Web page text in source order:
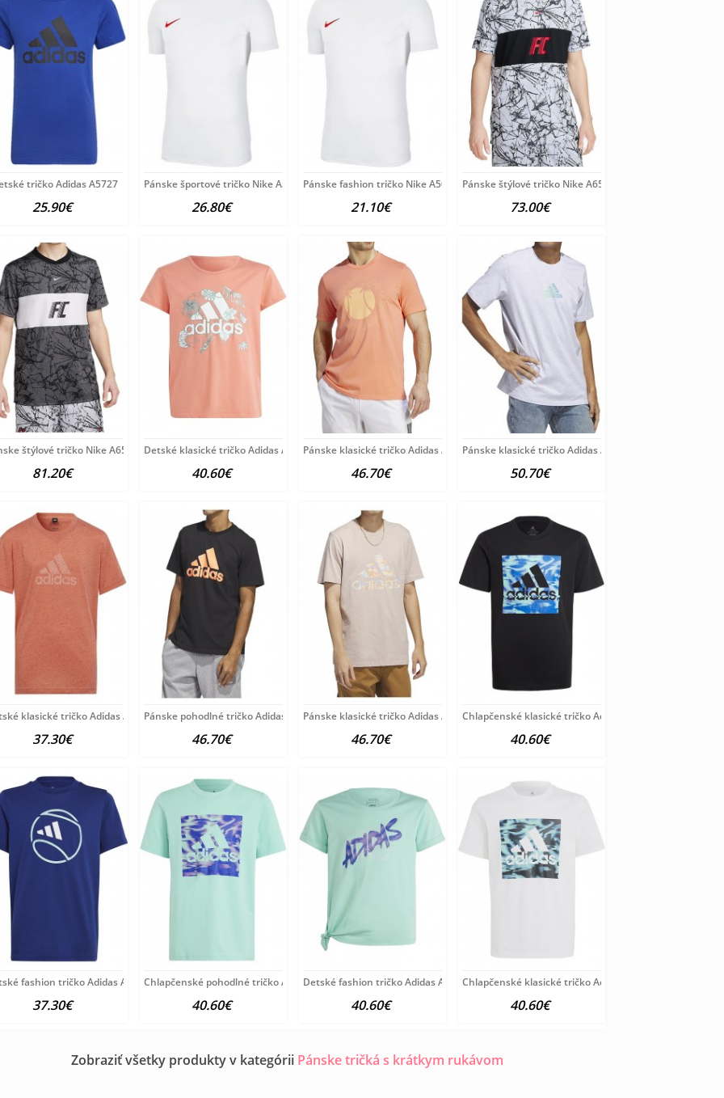
tričko Adidas A5727
25.90€
Pánske športové tričko Nike A5010
26.80€
Pánske fashion tričko Nike A5008
21.10€
Pánske štýlové tričko Nike A6566
73.00€
štýlové tričko Nike A6565
81.20€
Detské klasické tričko Adidas A6402
40.60€
Pánske klasické tričko Adidas A6401
46.70€
Pánske klasické tričko Adidas A6400
50.70€
klasické tričko Adidas A6397
37.30€
Pánske pohodlné tričko Adidas A6206
46.70€
Pánske klasické tričko Adidas A6201
46.70€
Chlapčenské klasické tričko Adidas A6197
40.60€
fashion tričko Adidas A6215
37.30€
Chlapčenské pohodlné tričko Adidas A6210
40.60€
Detské fashion tričko Adidas A6204
40.60€
Chlapčenské klasické tričko Adidas A6196
40.60€
Zobraziť všetky produkty v kategórii Pánske tričká s krátkym rukávom